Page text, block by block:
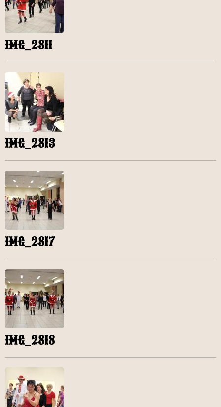
IMG_2811
IMG_2813
IMG_2817
IMG_2818